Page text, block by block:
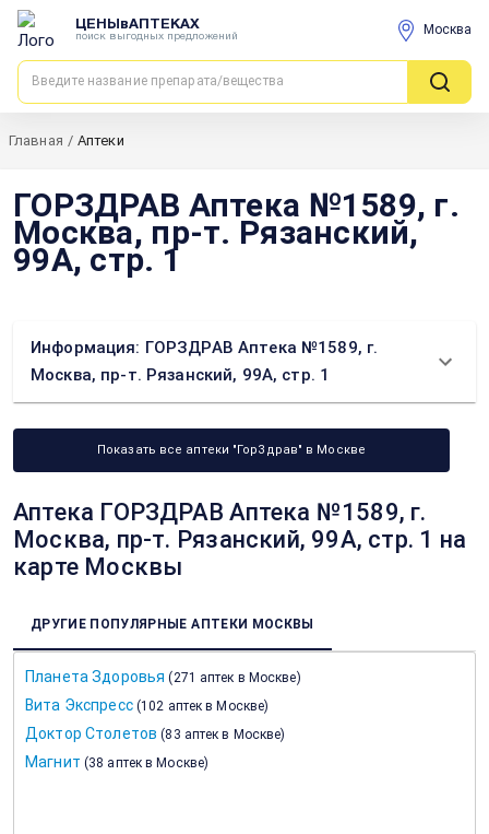
ЦЕНЫвАПТЕКАХ
поиск выгодных предложений Москва
Главная / Аптеки
ГОРЗДРАВ Аптека №1589, г.
Москва, пр-т. Рязанский,
99А, стр. 1
Информация: ГОРЗДРАВ Аптека №1589, г.
Москва, пр-т. Рязанский, 99А, стр. 1
Показать все аптеки "ГорЗдрав" в Москве
Аптека ГОРЗДРАВ Аптека №1589, г.
Москва, пр-т. Рязанский, 99А, стр. 1 на
карте Москвы
ДРУГИЕ ПОПУЛЯРНЫЕ АПТЕКИ МОСКВЫ
Планета Здоровья (271 аптек в Москве)
Вита Экспресс (102 аптек в Москве)
Доктор Столетов (83 аптек в Москве)
Магнит (38 аптек в Москве)